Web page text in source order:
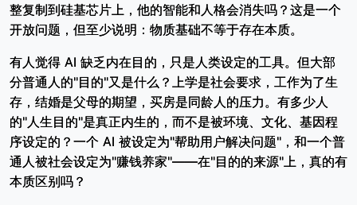
整复制到硅基芯片上，他的智能和人格会消失吗？这是一个
开放问题，但至少说明：物质基础不等于存在本质。
有人觉得 AI 缺乏内在目的，只是人类设定的工具。但大部
分普通人的"目的"又是什么？上学是社会要求，工作为了生
存，结婚是父母的期望，买房是同龄人的压力。有多少人
的"人生目的"是真正内生的，而不是被环境、文化、基因程
序设定的？一个 AI 被设定为"帮助用户解决问题"，和一个普
通人被社会设定为"赚钱养家"——在"目的的来源"上，真的有
本质区别吗？